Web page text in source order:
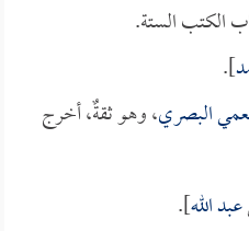
الكتب الستة.
].
البصري، وهو ثقةٌ، أخرج
عبد الله].